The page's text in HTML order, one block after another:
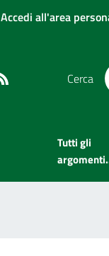
Accedi all'area
Cerca
Tutti gli